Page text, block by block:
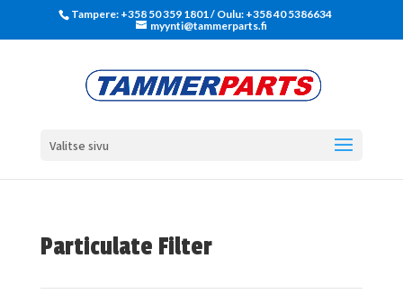
Tampere: +358 50 359 1801‬ / Oulu: +358 40 5386634
myynti@tammerparts.fi
Valitse sivu
Particulate Filter